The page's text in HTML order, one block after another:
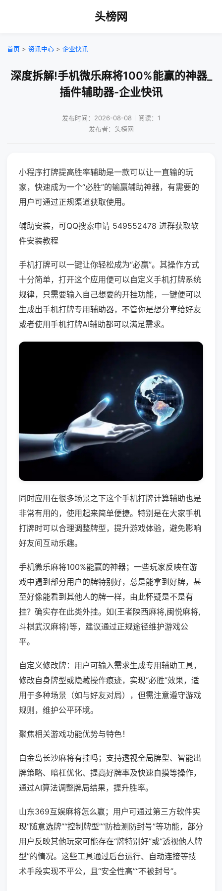
头榜网
首页 > 资讯中心 > 企业快讯
深度拆解!手机微乐麻将100%能赢的神器_
插件辅助器-企业快讯
发布时间：2026-08-08｜阅读：1
发布者：头榜网
小程序打牌提高胜率辅助是一款可以让一直输的玩
家，快速成为一个“必胜”的输赢辅助神器，有需要的
用户可通过正规渠道获取使用。
辅助安装，可QQ搜索申请 549552478 进群获取软
件安装教程
手机打牌可以一键让你轻松成为“必赢”。其操作方式
十分简单，打开这个应用便可以自定义手机打牌系统
规律，只需要输入自己想要的开挂功能，一键便可以
生成出手机打牌专用辅助器，不管你是想分享给好友
或者使用手机打牌AI辅助都可以满足需求。
同时应用在很多场景之下这个手机打牌计算辅助也是
非常有用的，使用起来简单便捷。特别是在大家手机
打牌时可以合理调整牌型，提升游戏体验，避免影响
好友间互动乐趣。
手机微乐麻将100%能赢的神器；一些玩家反映在游
戏中遇到部分用户的牌特别好，总是能拿到好牌，甚
至好像能看到其他人的牌一样，由此怀疑是不是有
挂？确实存在此类外挂。如(王者陕西麻将,闽悦麻将,
斗棋武汉麻将)等，建议通过正规途径维护游戏公
平。
自定义修改牌：用户可输入需求生成专用辅助工具，
修改自身牌型或隐藏操作痕迹，实现“必胜”效果，适
用于多种场景（如与好友对局），但需注意遵守游戏
规则，维护公平环境。
聚焦相关游戏功能优势与特色！
白金岛长沙麻将有挂吗；支持透视全局牌型、智能出
牌策略、暗杠优化、提高好牌率及快速自摸等操作，
通过AI算法调整牌局结果，提升胜率。
山东369互娱麻将怎么赢；用户可通过第三方软件实
现“随意选牌”“控制牌型”“防检测防封号”等功能，部分
用户反映其他玩家可能存在“牌特别好”或“透视他人牌
型”的情况。这些工具通过后台运行、自动连接等技
术手段实现不平公，且“安全性高”“不被封号”。